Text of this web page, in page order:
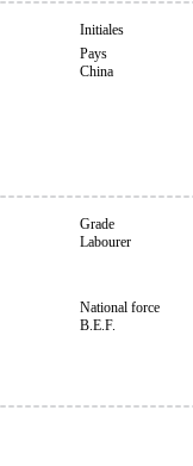
Initiales
Pays
China
Grade
Labourer
National force
B.E.F.